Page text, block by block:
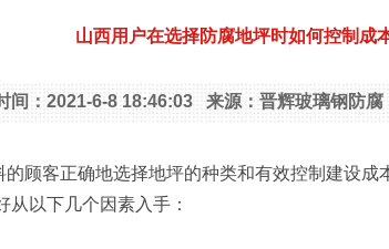
山西用户在选择防腐地坪时如何控制成
间：2021-6-8 18:46:03 来源：晋辉玻璃钢防
顾客正确地选择地坪的种类和有效控制建设成
以下几个因素入手：